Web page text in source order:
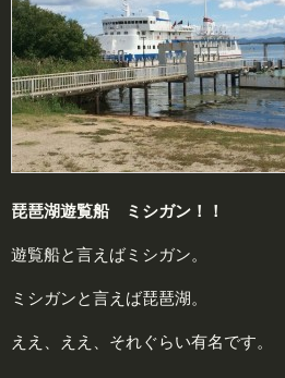
琵琶湖遊覧船 ミシガン！！
遊覧船と言えばミシガン。
ミシガンと言えば琵琶湖。
ええ、ええ、それぐらい有名です。